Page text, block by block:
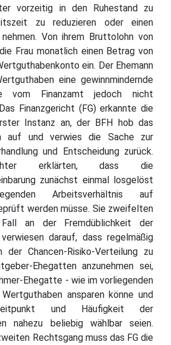
vorzeitig in den Ruhestand zu
zu reduzieren oder einen
Von ihrem Bruttolohn von
Frau monatlich einen Betrag von
ein. Der Ehemann
eine gewinnmindernde
vom Finanzamt jedoch nicht
Finanzgericht (FG) erkannte die
Instanz an, der BFH hob das
auf und verwies die Sache zur
und Entscheidung zurück.
erklärten, dass die
zunächst einmal losgelöst
Arbeitsverhältnis auf
werden müsse. Sie zweifelten
an der Fremdüblichkeit der
darauf, dass regelmäßig
der Chancen-Risiko-Verteilung zu
Ehegatten anzunehmen sei,
Ehegatte - wie im vorliegenden
ansparen könne und
und Häufigkeit der
nahezu beliebig wählbar seien.
Rechtsgang muss das FG die